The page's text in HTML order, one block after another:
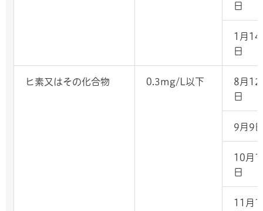
日
1月14
日
ヒ素又はその化合物 0.3mg/L以下
8月12
日
9月9
10月
日
11月